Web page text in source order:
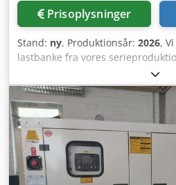
Prisoplysninger
Stand: ny, Produktionsår: 2026,
lastbanke fra vores
tekniske specifikationer: Tilstand:
- Belastningstest af
netudskiftningsanlæg Djdpfx
Netstabilisering ved
Tekniske egenskaber: - Lasttype:
Spænding: 400V, også
50/60 Hz - Effektfaktor: 1 - Effekt:
kW - 1000 kW - 1500 kW - 2000